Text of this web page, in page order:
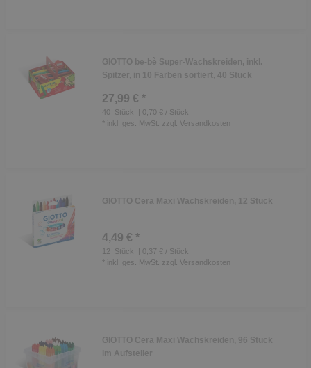
GIOTTO be-bè Super-Wachskreiden, inkl.
Spitzer, in 10 Farben sortiert, 40 Stück
27,99 € *
40 Stück
| 0,70 € / Stück
* inkl. ges. MwSt. zzgl. Versandkosten
GIOTTO Cera Maxi Wachskreiden, 12 Stück
4,49 € *
12 Stück
| 0,37 € / Stück
* inkl. ges. MwSt. zzgl. Versandkosten
GIOTTO Cera Maxi Wachskreiden, 96 Stück
im Aufsteller